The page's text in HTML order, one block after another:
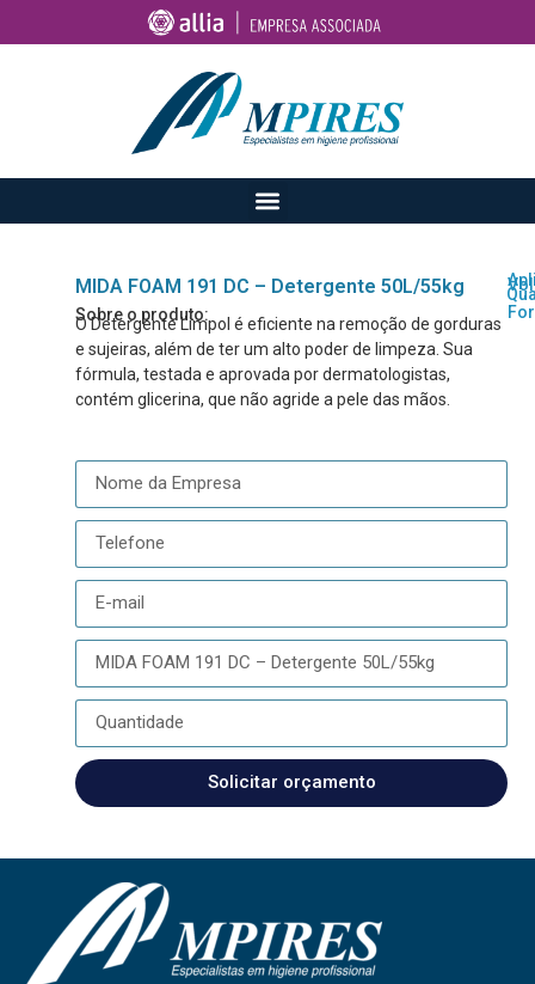
MIDA FOAM 191 DC – Detergente 50L/55kg
Sobre o produto:
O Detergente Limpol é eficiente na remoção de gorduras
e sujeiras, além de ter um alto poder de limpeza. Sua
fórmula, testada e aprovada por dermatologistas,
contém glicerina, que não agride a pele das mãos.
Solicitar orçamento